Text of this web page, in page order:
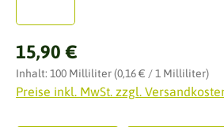
Regulärer Preis:
15,90 €
Inhalt: 100 Milliliter(0,16 € / 1 Milliliter)
Preise inkl. MwSt. zzgl.